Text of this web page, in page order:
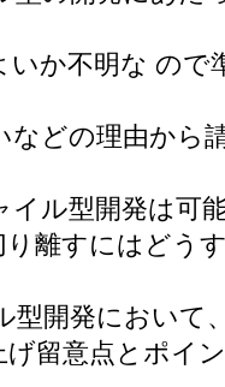
か不明な ので
などの理由から
イル型開発は可
離すにはどう
型開発において
留意点とポイ